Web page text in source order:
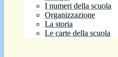
I numeri della scuola
Organizzazione
La storia
Le carte della scuola